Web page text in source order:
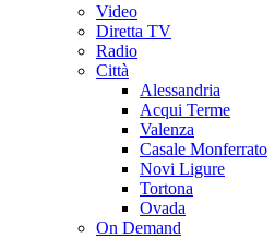
Video
Diretta TV
Radio
Città
Alessandria
Acqui Terme
Valenza
Casale Monferrato
Novi Ligure
Tortona
Ovada
On Demand